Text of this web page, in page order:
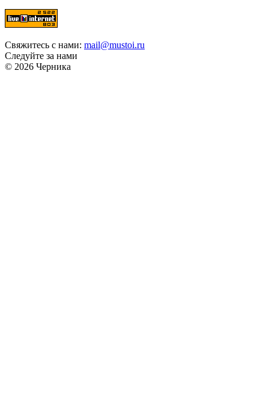
Свяжитесь с нами: mail@mustoi.ru
Следуйте за нами
© 2026 Черника